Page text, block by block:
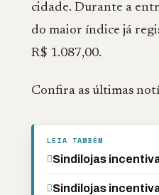
cidade. Durante a
do maior índice já
R$ 1.087,00.
Confira as últimas
LEIA TAMBÉM
Sindilojas
Sindilojas